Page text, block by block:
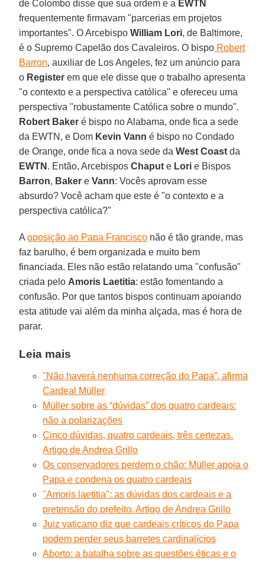
de Colombo disse que sua ordem e a EWTN
frequentemente firmavam "parcerias em projetos
importantes". O ArcebispoWilliam Lori, de Baltimore,
é o Supremo Capelão dos Cavaleiros. O bispo Robert
Barron, auxiliar de Los Angeles, fez um anúncio para
o Register em que ele disse que o trabalho apresenta
"o contexto e a perspectiva católica" e ofereceu uma
perspectiva "robustamente Católica sobre o mundo".
Robert Baker é bispo no Alabama, onde fica a sede
da EWTN, e Dom Kevin Vann é bispo no Condado
de Orange, onde fica a nova sede daWest Coast da
EWTN . Então, ArcebisposChaput e Lori e Bispos
Barron, Baker eVann: Vocês aprovam esse
absurdo? Você acham que este é "o contexto e a
perspectiva católica?"
Aoposição ao Papa Francisco não é tão grande, mas
faz barulho, é bem organizada e muito bem
financiada. Eles não estão relatando uma "confusão"
criada pelo Amoris Laetitia: estão fomentando a
confusão. Por que tantos bispos continuam apoiando
esta atitude vai além da minha alçada, mas é hora de
parar.
Leia mais
"Não haverá nenhuma correção do Papa”, afirma
Cardeal Müller
Müller sobre as “dúvidas” dos quatro cardeais:
não a polarizações
Cinco dúvidas, quatro cardeais, três certezas.
Artigo de Andrea Grillo
Os conservadores perdem o chão: Müller apoia o
Papa e condena os quatro cardeais
"Amoris laetitia": as dúvidas dos cardeais e a
pretensão do prefeito. Artigo de Andrea Grillo
Juiz vaticano diz que cardeais críticos do Papa
podem perder seus barretes cardinalícios
Aborto: a batalha sobre as questões éticas e o